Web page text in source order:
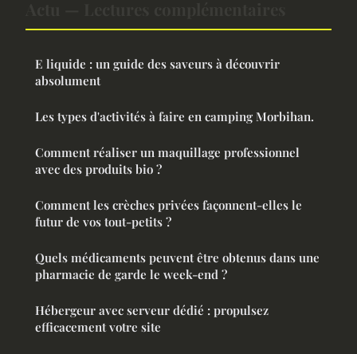
E liquide : un guide des saveurs à découvrir
absolument
Les types d'activités à faire en camping Morbihan.
Comment réaliser un maquillage professionnel
avec des produits bio ?
Comment les crèches privées façonnent-elles le
futur de vos tout-petits ?
Quels médicaments peuvent être obtenus dans une
pharmacie de garde le week-end ?
Hébergeur avec serveur dédié : propulsez
efficacement votre site